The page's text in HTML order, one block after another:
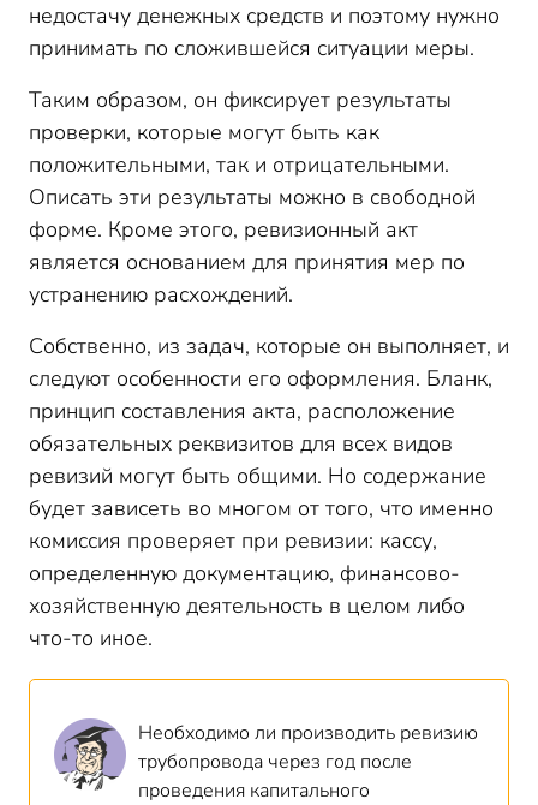
недостачу денежных средств и поэтому нужно
принимать по сложившейся ситуации меры.
Таким образом, он фиксирует результаты
проверки, которые могут быть как
положительными, так и отрицательными.
Описать эти результаты можно в свободной
форме. Кроме этого, ревизионный акт
является основанием для принятия мер по
устранению расхождений.
Собственно, из задач, которые он выполняет, и
следуют особенности его оформления. Бланк,
принцип составления акта, расположение
обязательных реквизитов для всех видов
ревизий могут быть общими. Но содержание
будет зависеть во многом от того, что именно
комиссия проверяет при ревизии: кассу,
определенную документацию, финансово-
хозяйственную деятельность в целом либо
что-то иное.
Необходимо ли производить ревизию
трубопровода через год после
проведения капитального